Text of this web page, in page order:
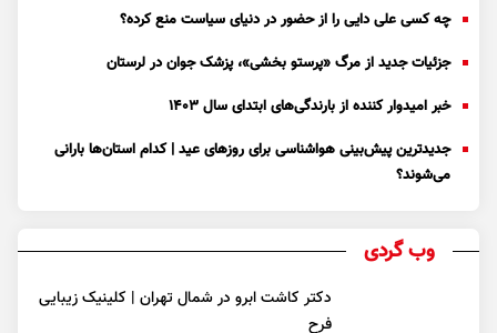
چه کسی علی دایی را از حضور در دنیای سیاست منع کرده؟
جزئیات جدید از مرگ «پرستو بخشی»، پزشک جوان در لرستان
خبر امیدوار کننده از بارندگی‌های ابتدای سال ۱۴۰۳
جدیدترین پیش‌بینی هواشناسی برای روزهای عید | کدام استان‌ها بارانی
می‌شوند؟
وب گردی
دکتر کاشت ابرو در شمال تهران | کلینیک زیبایی
فرح